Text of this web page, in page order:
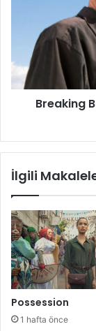
Öğretmeninden
Kralına
Dönüşüm
Breaking
İlgili
Possession
1 hafta önce